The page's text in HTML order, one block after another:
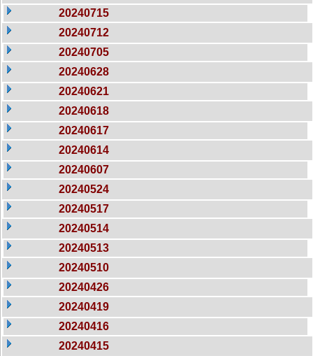
20240715
20240712
20240705
20240628
20240621
20240618
20240617
20240614
20240607
20240524
20240517
20240514
20240513
20240510
20240426
20240419
20240416
20240415